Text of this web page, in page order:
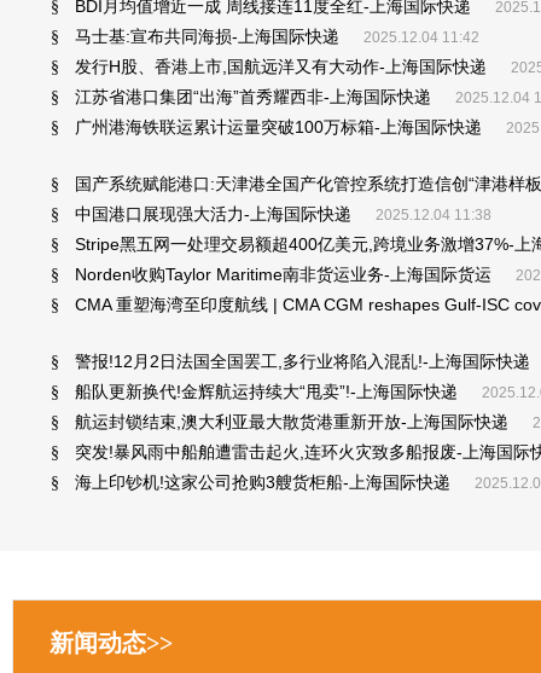
§ BDI月均值增近一成 周线接连11度全红-上海国际快递
§ 马士基:宣布共同海损-上海国际快递 2025.12.04 11:42
§ 发行H股、香港上市,国航远洋又有大动作-上海国际快递
§ 江苏省港口集团“出海”首秀耀西非-上海国际快递 2025.12.04
§ 广州港海铁联运累计运量突破100万标箱-上海国际快递
§ 国产系统赋能港口:天津港全国产化管控系统打造信创“津港样
§ 中国港口展现强大活力-上海国际快递 2025.12.04 11:38
§ Stripe黑五网一处理交易额超400亿美元,跨境业务激增37%-上
§ Norden收购Taylor Maritime南非货运业务-上海国际货运
§ CMA 重塑海湾至印度航线 | CMA CGM reshapes Gulf-ISC
§ 警报!12月2日法国全国罢工,多行业将陷入混乱!-上海国际快递
§ 船队更新换代!金辉航运持续大“甩卖”!-上海国际快递
§ 航运封锁结束,澳大利亚最大散货港重新开放-上海国际快递
§ 突发!暴风雨中船舶遭雷击起火,连环火灾致多船报废-上海国际
§ 海上印钞机!这家公司抢购3艘货柜船-上海国际快递
新闻动态>>